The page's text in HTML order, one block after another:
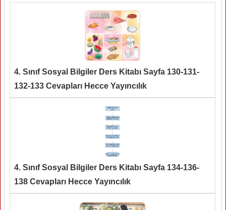
4. Sınıf Sosyal Bilgiler Ders Kitabı Sayfa 130-131-
132-133 Cevapları Hecce Yayıncılık
4. Sınıf Sosyal Bilgiler Ders Kitabı Sayfa 134-136-
138 Cevapları Hecce Yayıncılık